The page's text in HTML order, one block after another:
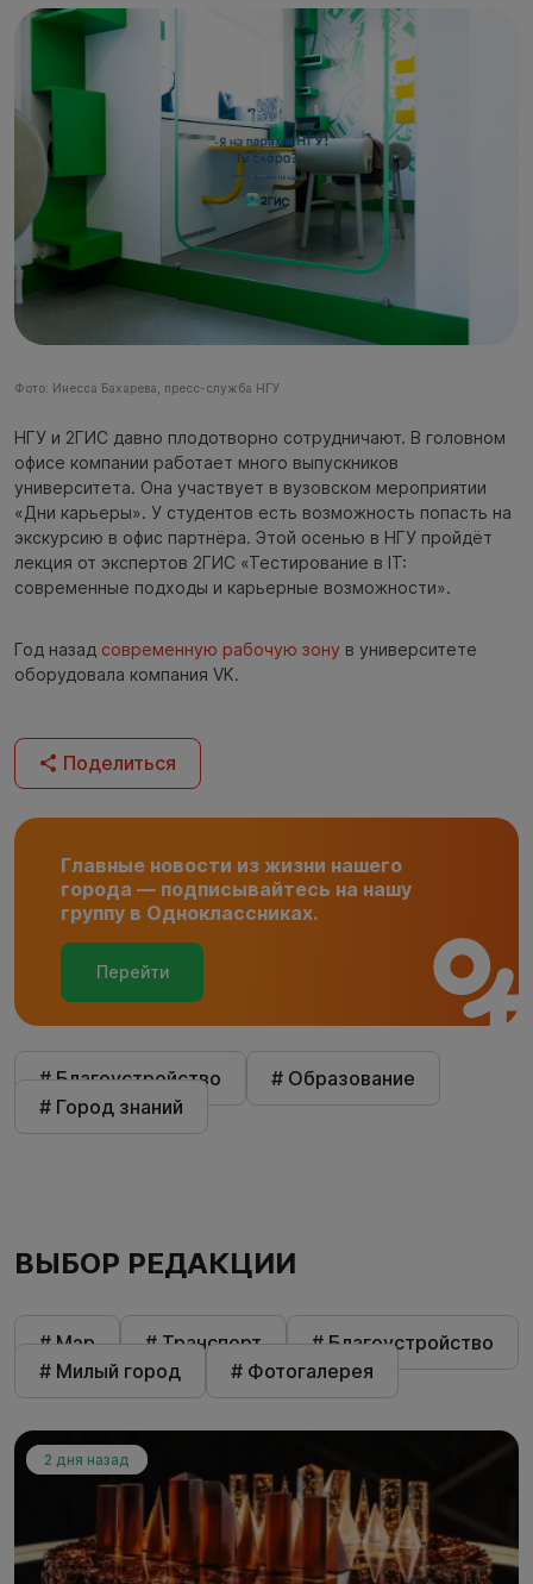
Фото: Инесса Бахарева, пресс-служба НГУ
НГУ и 2ГИС давно плодотворно сотрудничают. В головном
офисе компании работает много выпускников
университета. Она участвует в вузовском мероприятии
«Дни карьеры». У студентов есть возможность попасть на
экскурсию в офис партнёра. Этой осенью в НГУ пройдёт
лекция от экспертов 2ГИС «Тестирование в IT:
современные подходы и карьерные возможности».
Год назад современную рабочую зону в университете
оборудовала компания VK.
Поделиться
Главные новости из жизни нашего
города — подписывайтесь на нашу
группу в Одноклассниках.
Перейти
# Благоустройство
# Образование
# Город знаний
ВЫБОР РЕДАКЦИИ
# Мэр # Транспорт
# Благоустройство
# Милый город
# Фотогалерея
2 дня назад